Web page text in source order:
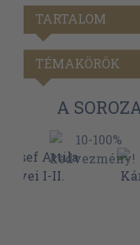
TARTALOM
TÉMAKÖRÖK
A